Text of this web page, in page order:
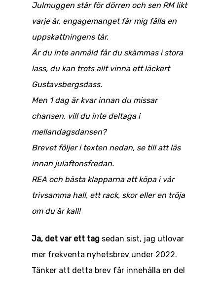
Julmuggen står för dörren och sen RM likt
varje år, engagemanget får mig fälla en
uppskattningens tår.
Är du inte anmäld får du skämmas i stora
lass, du kan trots allt vinna ett läckert
Gustavsbergsdass.
Men 1 dag är kvar innan du missar
chansen, vill du inte deltaga i
mellandagsdansen?
Brevet följer i texten nedan, se till att läs
innan julaftonsfredan.
REA och bästa klapparna att köpa i vår
trivsamma hall, ett rack, skor eller en tröja
om du är kall!
Ja, det var ett tag sedan sist, jag utlovar
mer frekventa nyhetsbrev under 2022.
Tänker att detta brev får innehålla en del